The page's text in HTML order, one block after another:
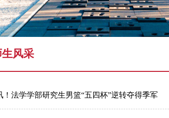
生风采
！法学学部研究生男篮“五四杯”逆转夺得季军